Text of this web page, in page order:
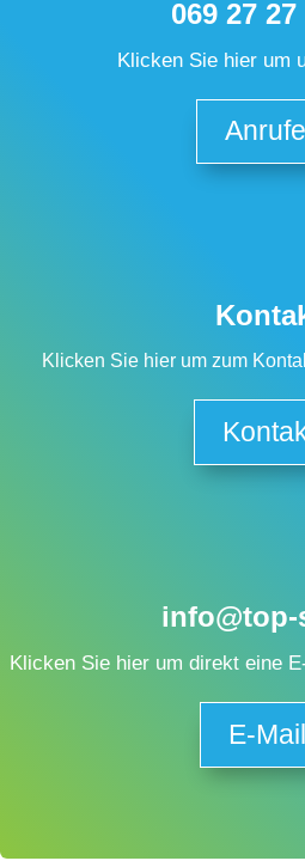
069 27 27
Klicken Sie hier um
Klicken Sie hier um zum
info@top-
Klicken Sie hier um direkt eine
E-Mail